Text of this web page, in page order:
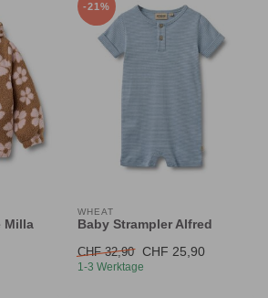
Milla
-21%
WHEAT
Baby Strampler Alfred
CHF 32,90 CHF 25,90
1-3 Werktage